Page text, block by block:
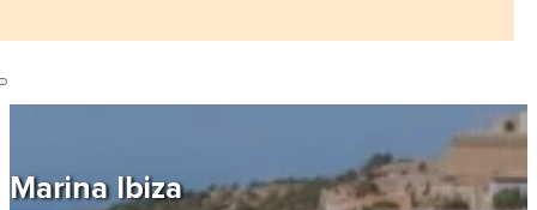
Marina Ibiza